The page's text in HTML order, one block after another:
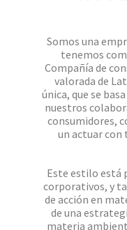
Somos una
tenemos
Compañía de
valorada de
única, que se
nuestros
consumidores,
un actuar con
Este estilo está
corporativos, y
de acción en
de una
materia